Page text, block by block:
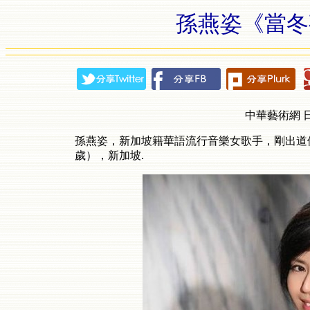
孫燕姿《當
中華藝術網
孫燕姿，新加坡籍華語流行音樂女歌手，剛出
歲），新加坡.